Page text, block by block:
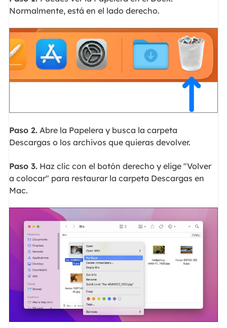
Normalmente, está en el lado derecho.
Paso 2.Abre la Papelera y busca la carpeta
Descargas o los archivos que quieras devolver.
Paso 3.Haz clic con el botón derecho y elige "Volver
a colocar" para restaurar la carpeta Descargas en
Mac.